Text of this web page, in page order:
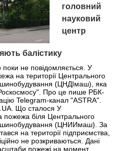
головний
науковий
центр
балістику
не повідомляється. У
на території Центрального
(ЦНДІмаш), яка
Про це пише РБК-
Telegram-канал "ASTRA".
Що сталося У
пожежа біля Центрального
(ЦНИИмаш). За
на території підприємства,
не розкриваються. Дані
пожежі на момент